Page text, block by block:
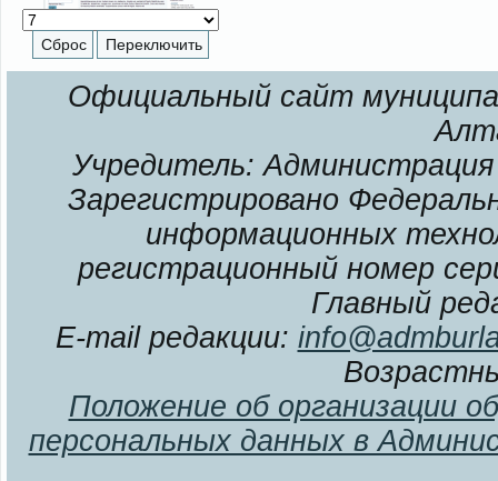
Официальный сайт
Учредитель: Администрация
Зарегистрировано
информационных
регистрационный номер
Главный
E-mail редакции:
Положение об организации
персональных данных в